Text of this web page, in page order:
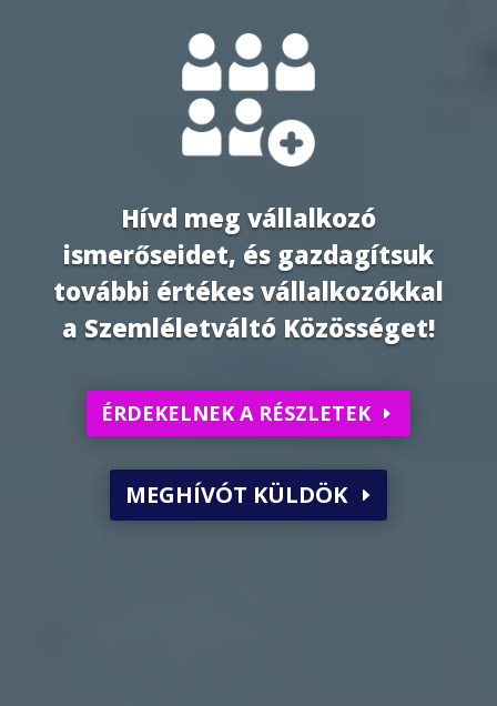
Hívd meg vállalkozó
ismerőseidet, és gazdagítsuk
további értékes vállalkozókkal
a Szemléletváltó Közösséget!
ÉRDEKELNEK A RÉSZLETEK
MEGHÍVÓT KÜLDÖK